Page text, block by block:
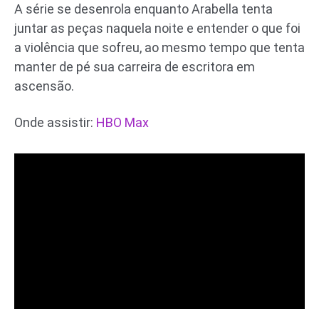
A série se desenrola enquanto Arabella tenta
juntar as peças naquela noite e entender o que foi
a violência que sofreu, ao mesmo tempo que tenta
manter de pé sua carreira de escritora em
ascensão.
Onde assistir: HBO Max